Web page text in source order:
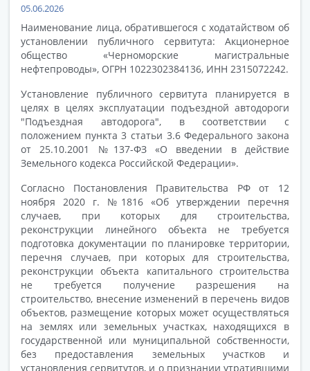
05.06.2026
Наименование лица, обратившегося с ходатайством об
установлении публичного сервитута: Акционерное
общество «Черноморские магистральные
нефтепроводы», ОГРН 1022302384136, ИНН 2315072242.
Установление публичного сервитута планируется в
целях в целях эксплуатации подъездной автодороги
"Подъездная автодорога", в соответствии с
положением пункта 3 статьи 3.6 Федерального закона
от 25.10.2001 №137-ФЗ «О введении в действие
Земельного кодекса Российской Федерации».
Согласно Постановления Правительства РФ от 12
ноября 2020 г. №1816 «Об утверждении перечня
случаев, при которых для строительства,
реконструкции линейного объекта не требуется
подготовка документации по планировке территории,
перечня случаев, при которых для строительства,
реконструкции объекта капитального строительства
не требуется получение разрешения на
строительство, внесение изменений в перечень видов
объектов, размещение которых может осуществляться
на землях или земельных участках, находящихся в
государственной или муниципальной собственности,
без предоставления земельных участков и
установления сервитутов, и о признании утратившими